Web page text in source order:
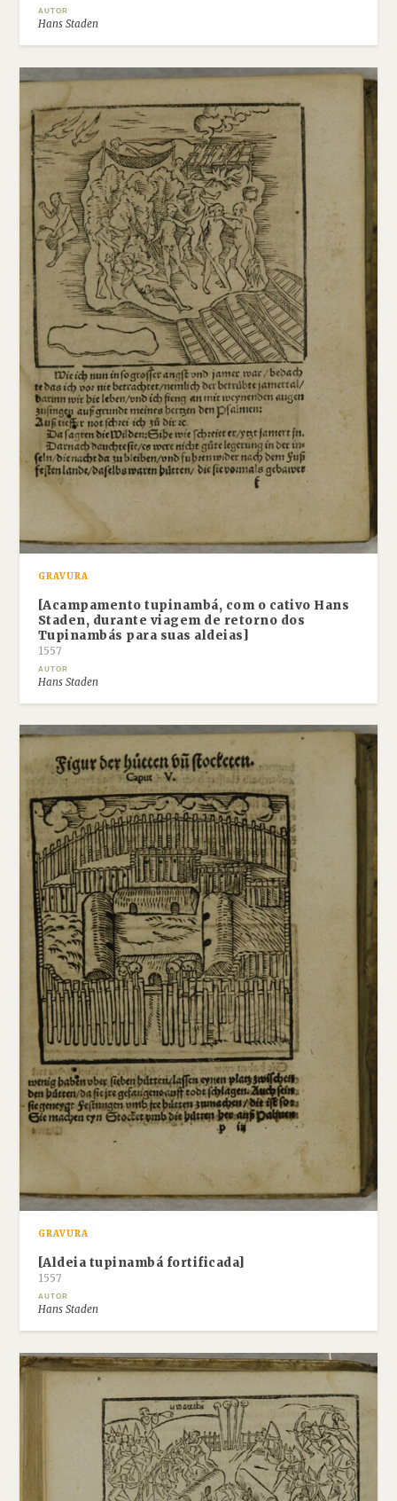
AUTOR
Hans Staden
GRAVURA
[Acampamento tupinambá, com o cativo Hans
Staden, durante viagem de retorno dos
Tupinambás para suas aldeias]
1557
AUTOR
Hans Staden
GRAVURA
[Aldeia tupinambá fortificada]
1557
AUTOR
Hans Staden